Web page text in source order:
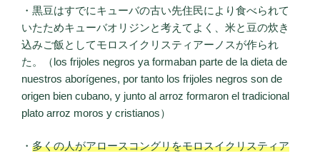
・黒豆はすでにキューバの古い先住民により食べられて
いたためキューバオリジンと考えてよく、米と豆の炊き
込みご飯としてモロスイクリスティアーノスが作られ
た。（los frijoles negros ya formaban parte de la dieta de
nuestros aborígenes, por tanto los frijoles negros son de
origen bien cubano, y junto al arroz formaron el tradicional
plato arroz moros y cristianos）
・ 多くの人がアロースコングリをモロスイクリスティア